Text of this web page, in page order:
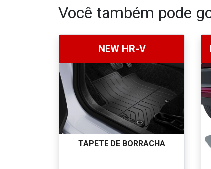
Você também pode
NEW HR-V
TAPETE DE BORRACHA